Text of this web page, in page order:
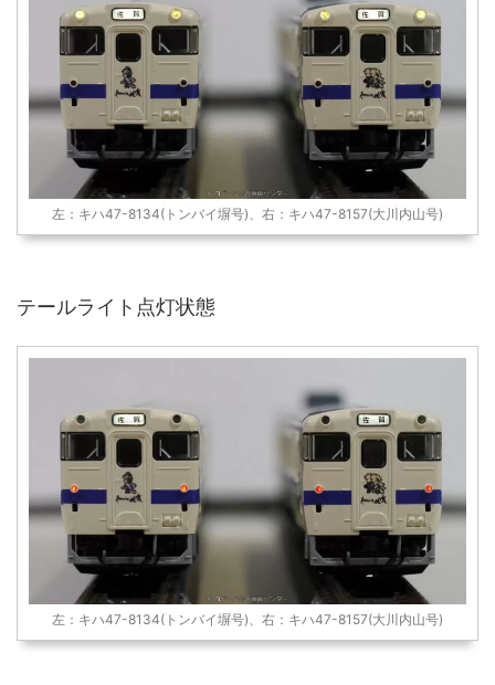
左：キハ47-8134(トンバイ塀号)、右：キハ47-8157(大川内山号)
テールライト点灯状態
左：キハ47-8134(トンバイ塀号)、右：キハ47-8157(大川内山号)